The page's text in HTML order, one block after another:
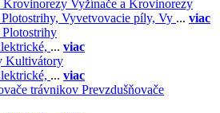
Vyžínače a Krovinorezy
Plotostrihy, Vyvetvovacie píly, Vy ... viac
Plotostrihy
... viac
Kultivátory
... viac
Prevzdušňovače